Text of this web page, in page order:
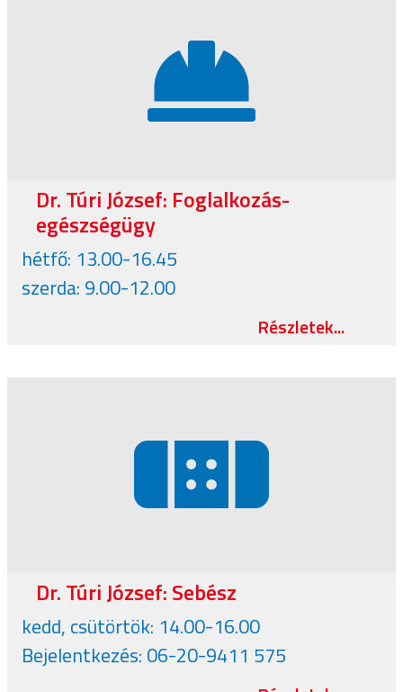
Dr. Túri József: Foglalkozás-
egészségügy
hétfő: 13.00-16.45
szerda: 9.00-12.00
Részletek...
Dr. Túri József: Sebész
kedd, csütörtök: 14.00-16.00
Bejelentkezés: 06-20-9411 575